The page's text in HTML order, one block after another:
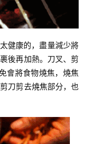
健康的，盡量減少將
後再加熱。刀叉、剪
會將食物燒焦，燒焦
刀剪去燒焦部分，也